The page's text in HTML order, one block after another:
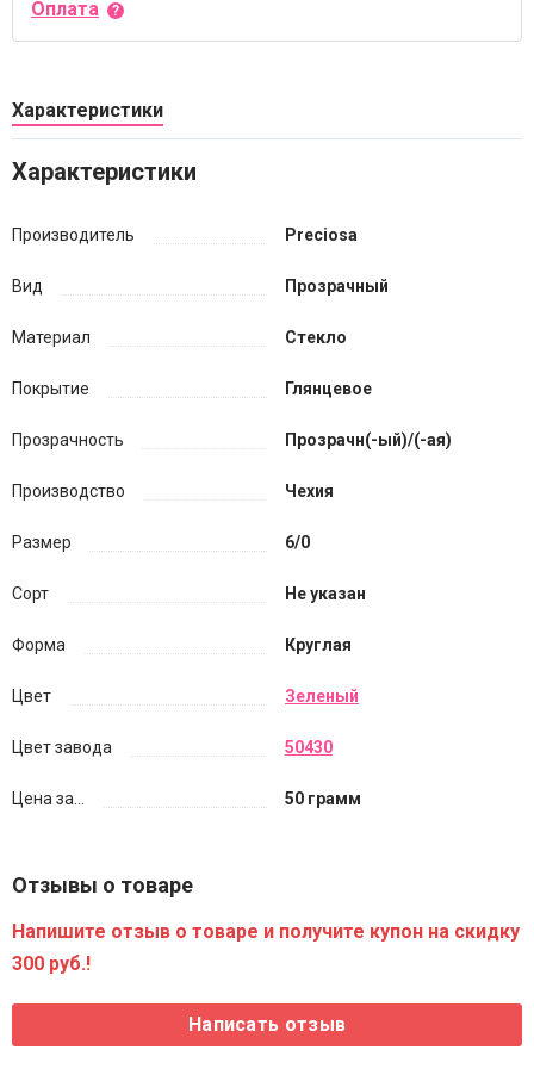
Оплата
Характеристики
Характеристики
Производитель Preciosa
Вид Прозрачный
Материал Стекло
Покрытие Глянцевое
Прозрачность Прозрачн(-ый)/(-ая)
Производство Чехия
Размер 6/0
Сорт Не указан
Форма Круглая
Цвет Зеленый
Цвет завода 50430
Цена за... 50 грамм
Отзывы о товаре
Напишите отзыв о товаре и получите купон на скидку
300 руб.!